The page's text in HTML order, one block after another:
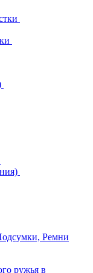
Ремни
ружья в